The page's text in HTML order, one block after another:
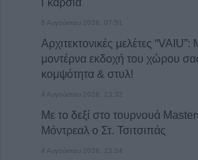
Γκαρσία
5 Αυγούστου 2026, 07:51
Αρχιτεκτονικές μελέτες “VAIU”:
μοντέρνα εκδοχή του χώρου
κομψότητα & στυλ!
4 Αυγούστου 2026, 23:32
Με το δεξί στο τουρνουά
Μόντρεαλ ο Στ. Τσιτσιπάς
4 Αυγούστου 2026, 23:24